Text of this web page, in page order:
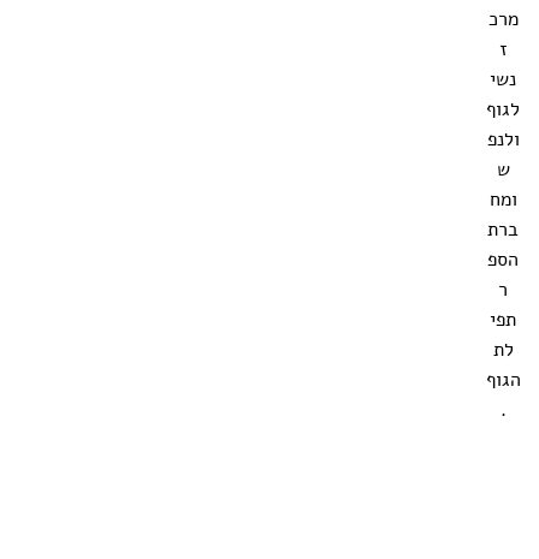
מרכ
ז
נשי
לגוף
ולנפ
ש
ומח
ברת
הספ
ר
תפי
לת
הגוף
.